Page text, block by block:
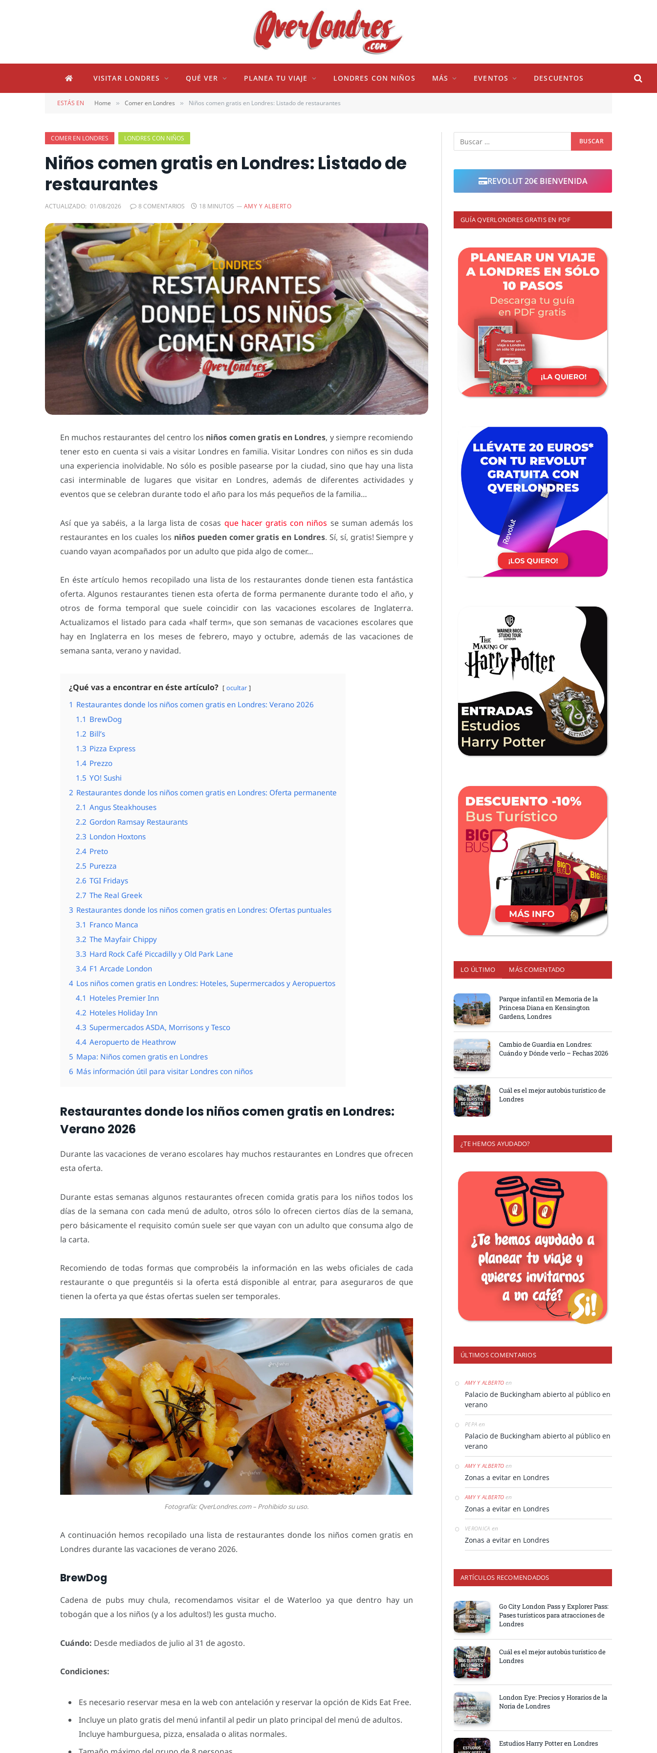
VISITAR LONDRES QUÉ VER PLANEA TU VIAJE LONDRES CON NIÑOS MÁS EVENTOS DESCUENTOS
ESTÁS EN Home » Comer en Londres » Niños comen gratis en Londres: Listado de restaurantes
COMER EN LONDRES LONDRES CON NIÑOS
Niños comen gratis en Londres: Listado de
restaurantes
ACTUALIZADO: 01/08/2026 8 COMENTARIOS 18 MINUTOS AMY Y ALBERTO
En muchos restaurantes del centro los niños comen gratis en Londres, y siempre recomiendo
tener esto en cuenta si vais a visitar Londres en familia. Visitar Londres con niños es sin duda
una experiencia inolvidable. No sólo es posible pasearse por la ciudad, sino que hay una lista
casi interminable de lugares que visitar en Londres, además de diferentes actividades y
eventos que se celebran durante todo el año para los más pequeños de la familia…
Así que ya sabéis, a la larga lista de cosas que hacer gratis con niños se suman además los
restaurantes en los cuales los niños pueden comer gratis en Londres. Sí, sí, gratis! Siempre y
cuando vayan acompañados por un adulto que pida algo de comer…
En éste artículo hemos recopilado una lista de los restaurantes donde tienen esta fantástica
oferta. Algunos restaurantes tienen esta oferta de forma permanente durante todo el año, y
otros de forma temporal que suele coincidir con las vacaciones escolares de Inglaterra.
Actualizamos el listado para cada «half term», que son semanas de vacaciones escolares que
hay en Inglaterra en los meses de febrero, mayo y octubre, además de las vacaciones de
semana santa, verano y navidad.
¿Qué vas a encontrar en éste artículo? ocultar
1 Restaurantes donde los niños comen gratis en Londres: Verano 2026
1.1 BrewDog
1.2 Bill’s
1.3 Pizza Express
1.4 Prezzo
1.5 YO! Sushi
2 Restaurantes donde los niños comen gratis en Londres: Oferta permanente
2.1 Angus Steakhouses
2.2 Gordon Ramsay Restaurants
2.3 London Hoxtons
2.4 Preto
2.5 Purezza
2.6 TGI Fridays
2.7 The Real Greek
3 Restaurantes donde los niños comen gratis en Londres: Ofertas puntuales
3.1 Franco Manca
3.2 The Mayfair Chippy
3.3 Hard Rock Café Piccadilly y Old Park Lane
3.4 F1 Arcade London
4 Los niños comen gratis en Londres: Hoteles, Supermercados y Aeropuertos
4.1 Hoteles Premier Inn
4.2 Hoteles Holiday Inn
4.3 Supermercados ASDA, Morrisons y Tesco
4.4 Aeropuerto de Heathrow
5 Mapa: Niños comen gratis en Londres
6 Más información útil para visitar Londres con niños
Restaurantes donde los niños comen gratis en Londres:
Verano 2026
Durante las vacaciones de verano escolares hay muchos restaurantes en Londres que ofrecen
esta oferta.
Durante estas semanas algunos restaurantes ofrecen comida gratis para los niños todos los
días de la semana con cada menú de adulto, otros sólo lo ofrecen ciertos días de la semana,
pero básicamente el requisito común suele ser que vayan con un adulto que consuma algo de
la carta.
Recomiendo de todas formas que comprobéis la información en las webs oficiales de cada
restaurante o que preguntéis si la oferta está disponible al entrar, para aseguraros de que
tienen la oferta ya que éstas ofertas suelen ser temporales.
Fotografía: QverLondres.com – Prohibido su uso.
A continuación hemos recopilado una lista de restaurantes donde los niños comen gratis en
Londres durante las vacaciones de verano 2026.
BrewDog
Cadena de pubs muy chula, recomendamos visitar el de Waterloo ya que dentro hay un
tobogán que a los niños (y a los adultos!) les gusta mucho.
Cuándo: Desde mediados de julio al 31 de agosto.
Condiciones:
Es necesario reservar mesa en la web con antelación y reservar la opción de Kids Eat Free.
Incluye un plato gratis del menú infantil al pedir un plato principal del menú de adultos.
Incluye hamburguesa, pizza, ensalada o alitas normales.
REVOLUT 20€ BIENVENIDA
GUÍA QVERLONDRES GRATIS EN PDF
LO ÚLTIMO MÁS COMENTADO
Parque infantil en Memoria de la
Princesa Diana en Kensington
Gardens, Londres
Cambio de Guardia en Londres:
Cuándo y Dónde verlo – Fechas 2026
Cuál es el mejor autobús turístico de
Londres
¿TE HEMOS AYUDADO?
ÚLTIMOS COMENTARIOS
AMY Y ALBERTO en
Palacio de Buckingham abierto al público en
verano
PEPA en
Palacio de Buckingham abierto al público en
verano
AMY Y ALBERTO en
Zonas a evitar en Londres
AMY Y ALBERTO en
Zonas a evitar en Londres
VERONICA en
Zonas a evitar en Londres
ARTÍCULOS RECOMENDADOS
Go City London Pass y Explorer Pass:
Pases turísticos para atracciones de
Londres
Cuál es el mejor autobús turístico de
Londres
London Eye: Precios y Horarios de la
Noria de Londres
Estudios Harry Potter en Londres